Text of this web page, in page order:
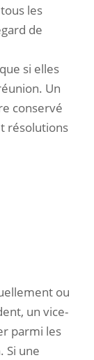
les
de
si elles
Un
conservé
résolutions
ou
un vice-
parmi les
Si une